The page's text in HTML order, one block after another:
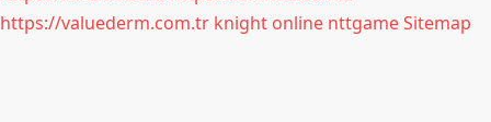
https://valuederm.com.tr knight online nttgameSitemap